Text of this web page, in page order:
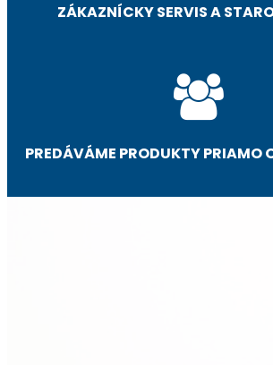
ZÁKAZNÍCKY SERVIS A
PREDÁVÁME PRODUKTY PRIAMO